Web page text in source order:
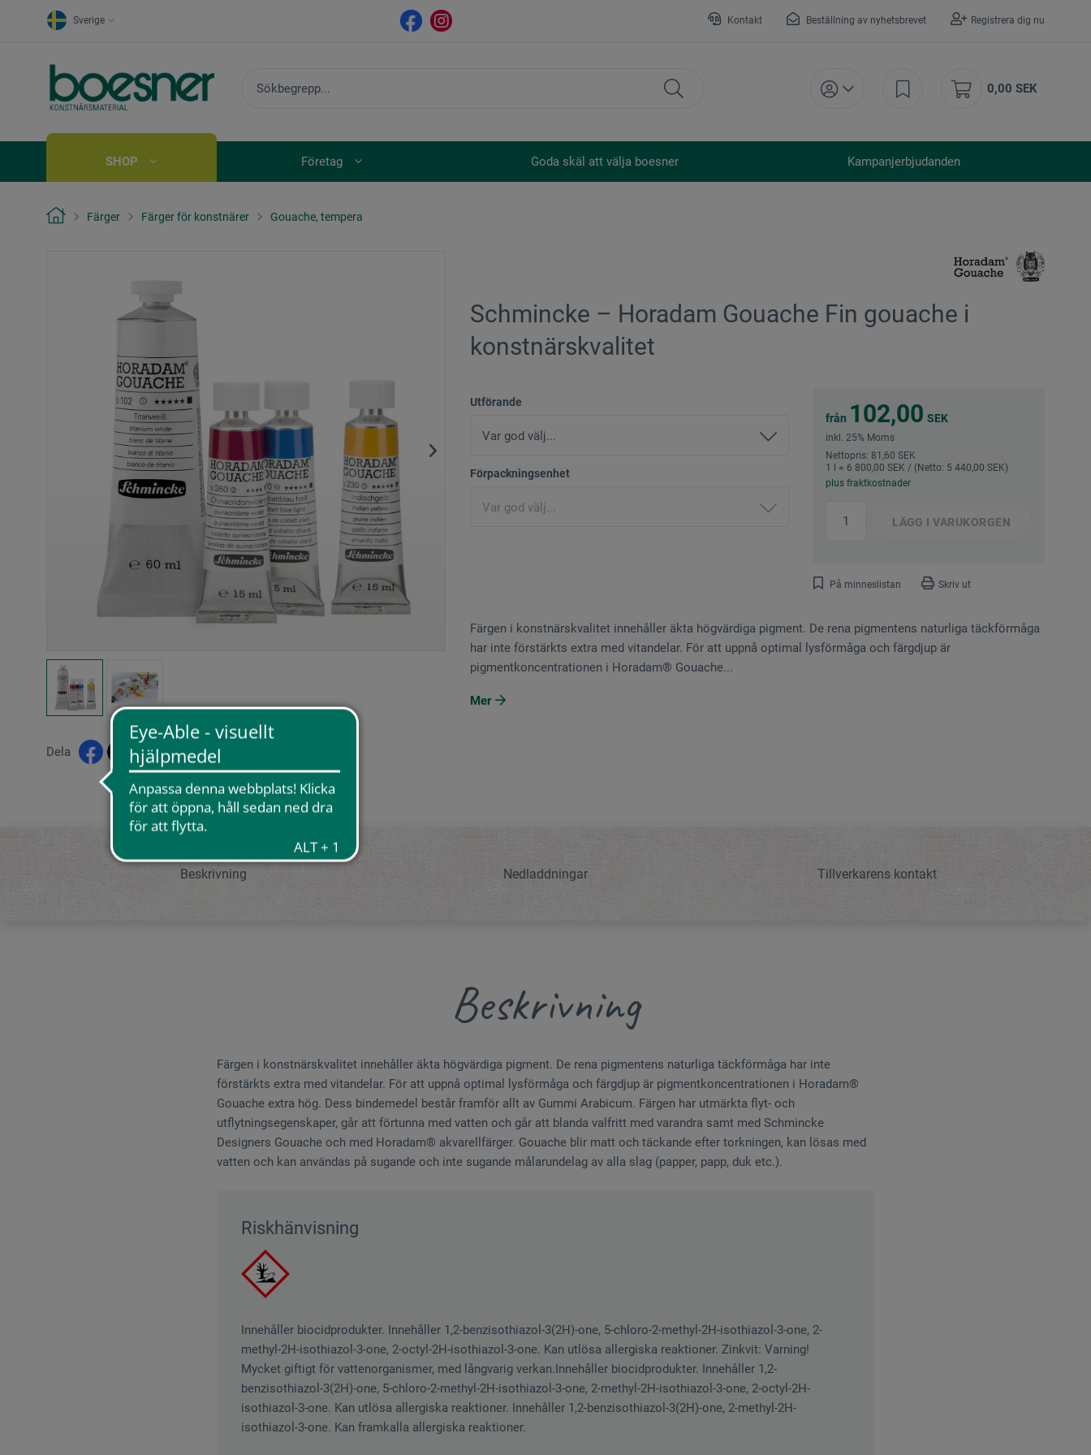
Sverige Kontakt Beställning av nyhetsbrevet Registrera dig nu
0,00 SEK
SHOP Företag Goda skäl att välja boesner Kampanjerbjudanden
Färger Färger för konstnärer Gouache, tempera
Schmincke – Horadam Gouache Fin gouache i
konstnärskvalitet
Utförande
Förpackningsenhet
från 102,00 SEK
inkl. 25% Moms
Nettopris: 81,60 SEK
1 l = 6 800,00 SEK / (Netto: 5 440,00 SEK)
plus fraktkostnader
LÄGG I VARUKORGEN
På minneslistan Skriv ut
Dela
Färgen i konstnärskvalitet innehåller äkta högvärdiga pigment. De rena pigmentens naturliga täckförmåga
har inte förstärkts extra med vitandelar. För att uppnå optimal lysförmåga och färgdjup är
pigmentkoncentrationen i Horadam® Gouache...
Mer
Beskrivning Nedladdningar Tillverkarens kontakt
Beskrivning
Färgen i konstnärskvalitet innehåller äkta högvärdiga pigment. De rena pigmentens naturliga täckförmåga har inte
förstärkts extra med vitandelar. För att uppnå optimal lysförmåga och färgdjup är pigmentkoncentrationen i Horadam®
Gouache extra hög. Dess bindemedel består framför allt av Gummi Arabicum. Färgen har utmärkta flyt- och
utflytningsegenskaper, går att förtunna med vatten och går att blanda valfritt med varandra samt med Schmincke
Designers Gouache och med Horadam® akvarellfärger. Gouache blir matt och täckande efter torkningen, kan lösas med
vatten och kan användas på sugande och inte sugande målarundelag av alla slag (papper, papp, duk etc.).
Riskhänvisning
Innehåller biocidprodukter. Innehåller 1,2-benzisothiazol-3(2H)-one, 5-chloro-2-methyl-2H-isothiazol-3-one, 2-
methyl-2H-isothiazol-3-one, 2-octyl-2H-isothiazol-3-one. Kan utlösa allergiska reaktioner. Zinkvit: Varning!
Mycket giftigt för vattenorganismer, med långvarig verkan.Innehåller biocidprodukter. Innehåller 1,2-
benzisothiazol-3(2H)-one, 5-chloro-2-methyl-2H-isothiazol-3-one, 2-methyl-2H-isothiazol-3-one, 2-octyl-2H-
isothiazol-3-one. Kan utlösa allergiska reaktioner. Innehåller 1,2-benzisothiazol-3(2H)-one, 2-methyl-2H-
isothiazol-3-one. Kan framkalla allergiska reaktioner.